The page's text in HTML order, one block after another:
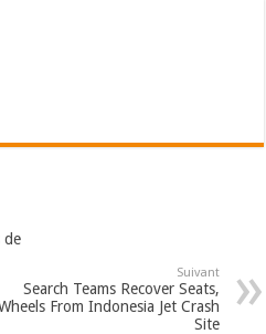
de
Suivant
Search Teams Recover Seats,
From Indonesia Jet Crash
Site